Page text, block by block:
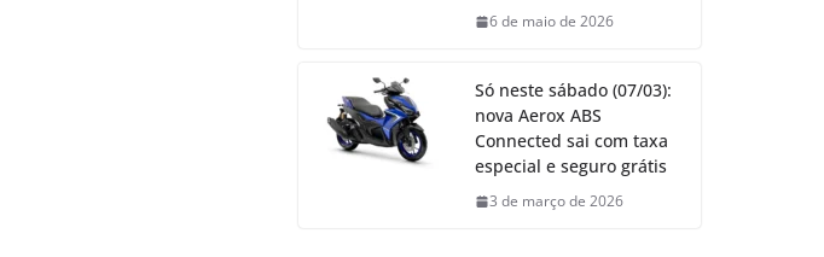
6 de maio de 2026
Só neste sábado (07/03):
nova Aerox ABS
Connected sai com taxa
especial e seguro grátis
3 de março de 2026